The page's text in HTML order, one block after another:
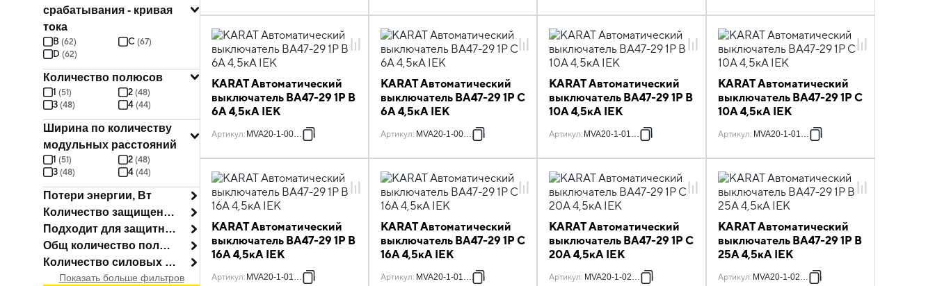
срабатывания - кривая
тока
B (62) C (67)
D (62)
Количество полюсов
1 (51) 2 (48)
3 (48) 4 (44)
Ширина по количеству
модульных расстояний
1 (51) 2 (48)
3 (48) 4 (44)
Потери энергии, Вт
Количество защищенных полюсов
Подходит для защитного выкл двигателя
Общ количество полюсов
Количество силовых полюсов
Показать больше фильтров
KARAT Автоматический
выключатель ВА47-29 1P B
6А 4,5кА IEK
Артикул: MVA20-1-006-B
KARAT Автоматический
выключатель ВА47-29 1P C
6А 4,5кА IEK
Артикул: MVA20-1-006-C
KARAT Автоматический
выключатель ВА47-29 1P B
10А 4,5кА IEK
Артикул: MVA20-1-010-B
KARAT Автоматический
выключатель ВА47-29 1P C
10А 4,5кА IEK
Артикул: MVA20-1-010-C
KARAT Автоматический
выключатель ВА47-29 1P B
16А 4,5кА IEK
Артикул: MVA20-1-016-B
KARAT Автоматический
выключатель ВА47-29 1P C
16А 4,5кА IEK
Артикул: MVA20-1-016-C
KARAT Автоматический
выключатель ВА47-29 1P C
20А 4,5кА IEK
Артикул: MVA20-1-020-C
KARAT Автоматический
выключатель ВА47-29 1P B
25А 4,5кА IEK
Артикул: MVA20-1-025-B